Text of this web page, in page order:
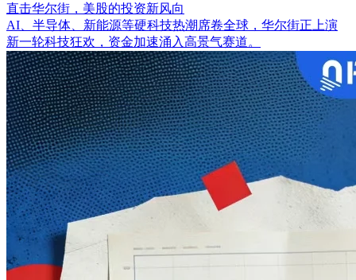
直击华尔街，美股的投资新风向
AI、半导体、新能源等硬科技热潮席卷全球，华尔街正上演
新一轮科技狂欢，资金加速涌入高景气赛道。